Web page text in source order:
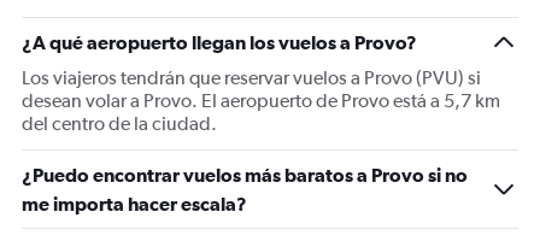
has
1
axis
displaying
values.
Range:
-10
to
¿A qué aeropuerto llegan los vuelos a Provo?
Los viajeros tendrán que reservar vuelos a Provo (PVU) si
desean volar a Provo. El aeropuerto de Provo está a 5,7 km
del centro de la ciudad.
¿Puedo encontrar vuelos más baratos a Provo si no
me importa hacer escala?